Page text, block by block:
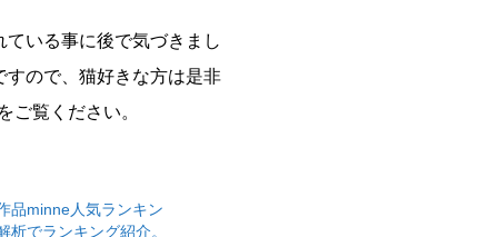
いる事に後で気づきまし
ので、猫好きな方は是非
ご覧ください。
品minne人気ランキン
析でランキング紹介。